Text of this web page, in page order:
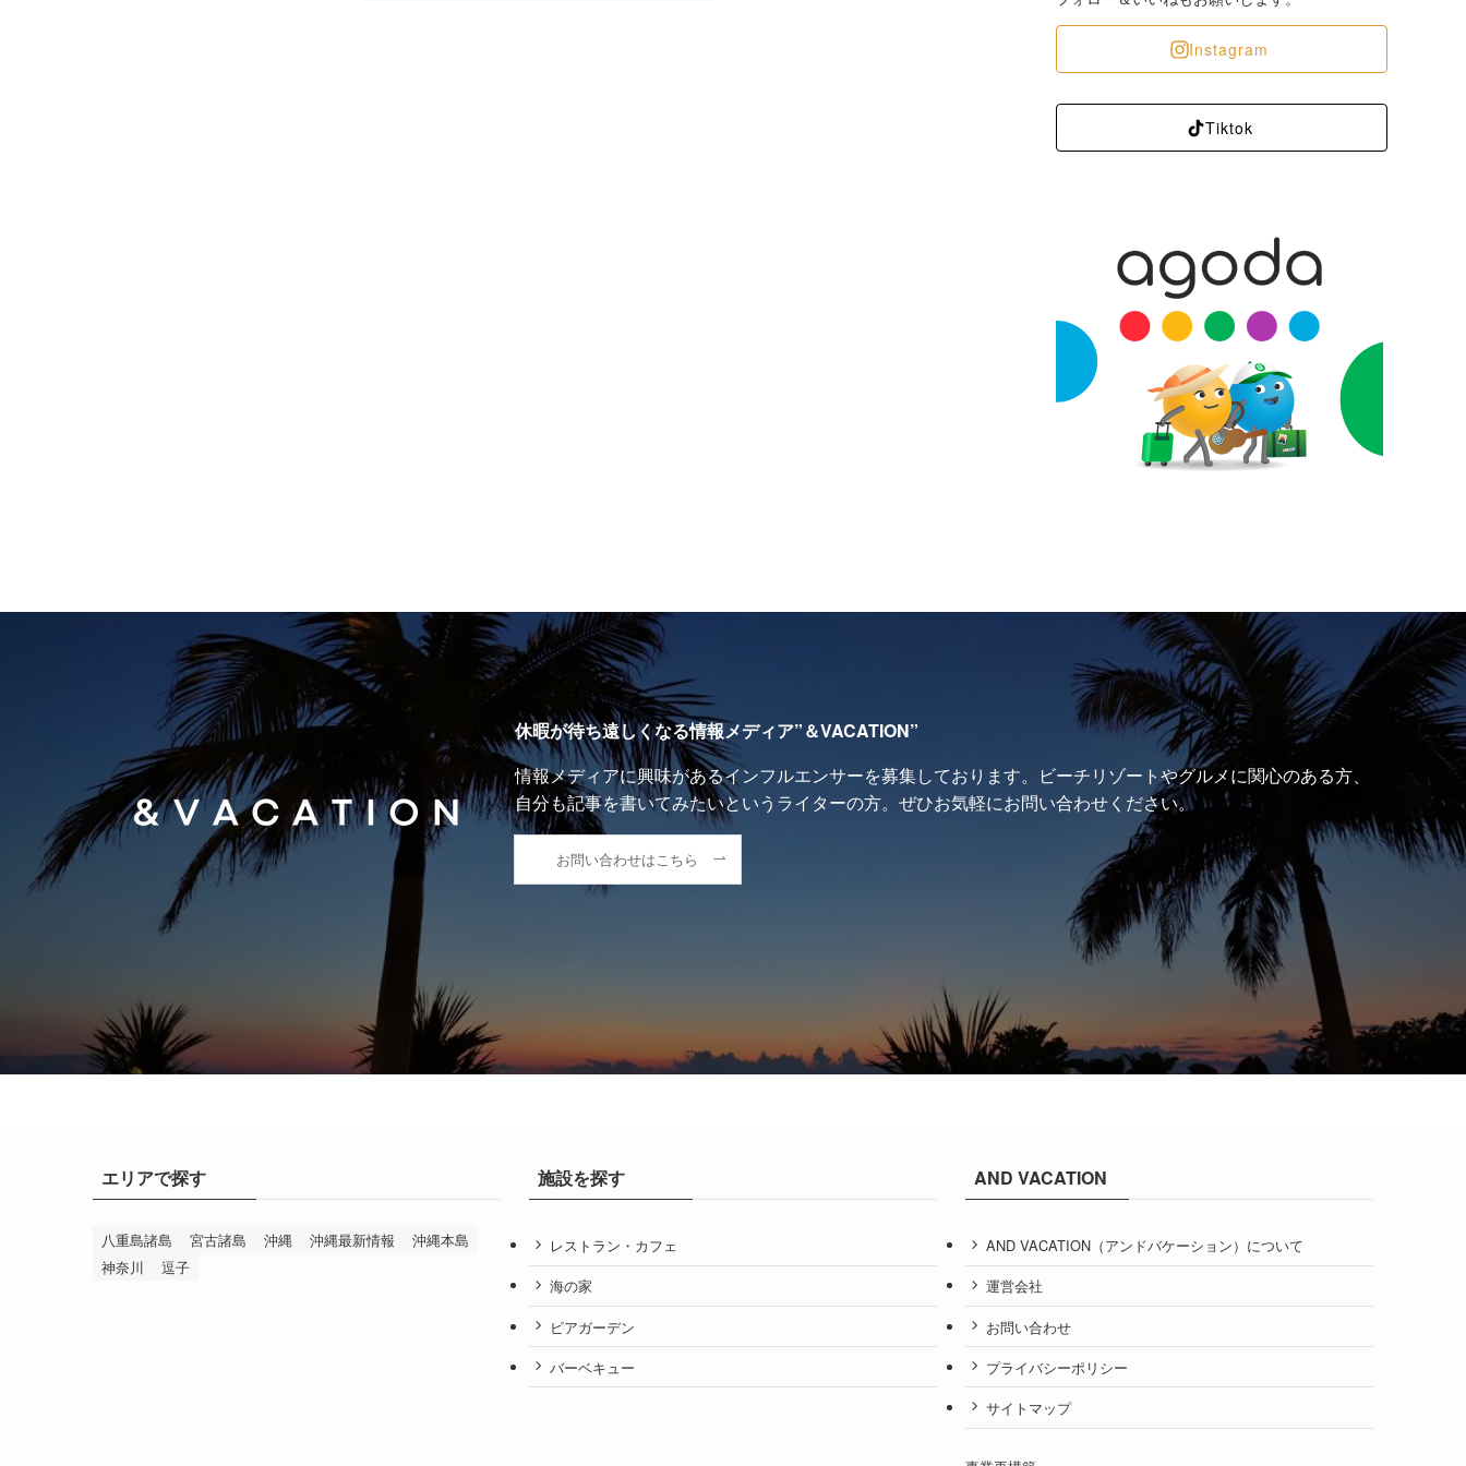
Instagram
Tiktok
休暇が待ち遠しくなる情報メディア”＆VACATION”
情報メディアに興味があるインフルエンサーを募集しております。ビーチリゾートやグルメに関心のある方、
自分も記事を書いてみたいというライターの方。ぜひお気軽にお問い合わせください。
お問い合わせはこちら
エリアで探す
八重島諸島 宮古諸島 沖縄 沖縄最新情報
沖縄本島
神奈川
逗子
施設を探す
レストラン・カフェ
海の家
ビアガーデン
バーベキュー
AND VACATION
AND VACATION（アンドバケーション）について
運営会社
お問い合わせ
プライバシーポリシー
サイトマップ